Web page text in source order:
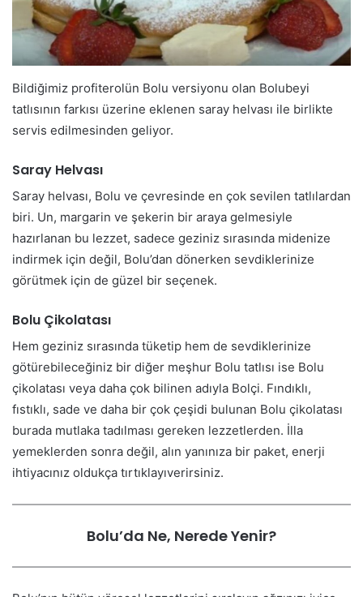
Bildiğimiz profiterolün Bolu versiyonu olan Bolubeyi
tatlısının farkısı üzerine eklenen saray helvası ile birlikte
servis edilmesinden geliyor.
Saray Helvası
Saray helvası, Bolu ve çevresinde en çok sevilen tatlılardan
biri. Un, margarin ve şekerin bir araya gelmesiyle
hazırlanan bu lezzet, sadece geziniz sırasında midenize
indirmek için değil, Bolu’dan dönerken sevdiklerinize
görütmek için de güzel bir seçenek.
Bolu Çikolatası
Hem geziniz sırasında tüketip hem de sevdiklerinize
götürebileceğiniz bir diğer meşhur Bolu tatlısı ise Bolu
çikolatası veya daha çok bilinen adıyla Bolçi. Fındıklı,
fıstıklı, sade ve daha bir çok çeşidi bulunan Bolu çikolatası
burada mutlaka tadılması gereken lezzetlerden. İlla
yemeklerden sonra değil, alın yanınıza bir paket, enerji
ihtiyacınız oldukça tırtıklayıverirsiniz.
Bolu’da Ne, Nerede Yenir?